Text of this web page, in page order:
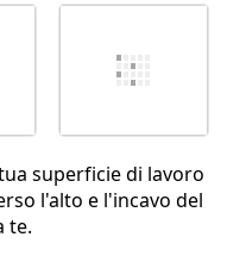
superficie di lavoro
l'alto e l'incavo del
te.